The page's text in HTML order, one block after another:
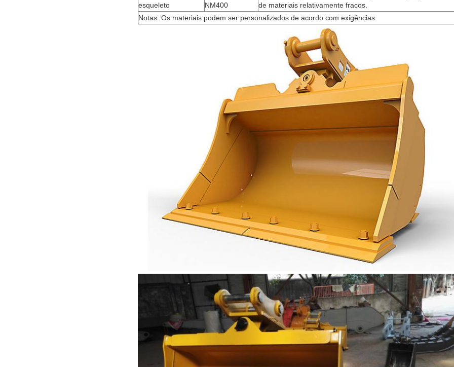
esqueleto
NM400
de materiais relativamente fracos.
Notas: Os materiais podem ser personalizados de acordo com exigências